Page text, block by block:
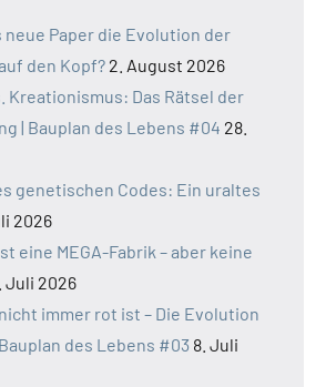
Paper die Evolution der
den Kopf? 2. August 2026
Kreationismus: Das Rätsel der
| Bauplan des Lebens #04 28.
genetischen Codes: Ein uraltes
2026
eine MEGA-Fabrik – aber keine
Juli 2026
immer rot ist – Die Evolution
des Lebens #03 8. Juli